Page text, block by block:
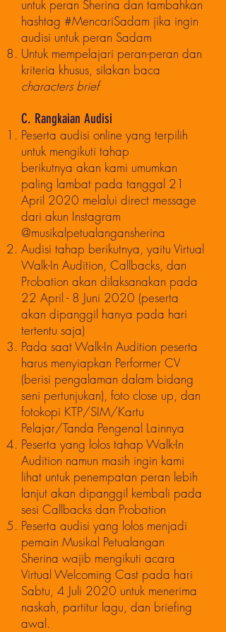
untuk peran Sherina dan tambahkan
hashtag #MencariSadam jika ingin
audisi untuk peran Sadam
Untuk mempelajari peran-peran dan
kriteria khusus, silakan baca
characters brief
C. Rangkaian Audisi
Peserta audisi online yang terpilih
untuk mengikuti tahap
berikutnya akan kami umumkan
paling lambat pada tanggal 21
April 2020 melalui direct message
dari akun Instagram
@musikalpetualangansherina
Audisi tahap berikutnya, yaitu Virtual
Walk-In Audition, Callbacks, dan
Probation akan dilaksanakan pada
22 April - 8 Juni 2020 (peserta
akan dipanggil hanya pada hari
tertentu saja)
Pada saat Walk-In Audition peserta
harus menyiapkan Performer CV
(berisi pengalaman dalam bidang
seni pertunjukan), foto close up, dan
fotokopi KTP/SIM/Kartu
Pelajar/Tanda Pengenal Lainnya
Peserta yang lolos tahap Walk-In
Audition namun masih ingin kami
lihat untuk penempatan peran lebih
lanjut akan dipanggil kembali pada
sesi Callbacks dan Probation
Peserta audisi yang lolos menjadi
pemain Musikal Petualangan
Sherina wajib mengikuti acara
Virtual Welcoming Cast pada hari
Sabtu, 4 Juli 2020 untuk menerima
naskah, partitur lagu, dan briefing
awal.